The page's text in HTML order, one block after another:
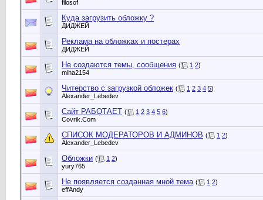
filosof
Куда загрузить обложку ?
ДИДЖЕЙ
Реклама на обложках и постерах
ДИДЖЕЙ
Не создаются темы, сообщения ( 1 2)
miha2154
Читерство с загрузкой обложек ( 1 2 3 4 5)
Alexander_Lebedev
Сайт РАБОТАЕТ ( 1 2 3 4 5 6)
Сovrik.Com
СПИСОК МОДЕРАТОРОВ И АДМИНОВ ( 1 2)
Alexander_Lebedev
Обложки ( 1 2)
yury765
Не появляется созданная мной тема ( 1 2)
effAndy